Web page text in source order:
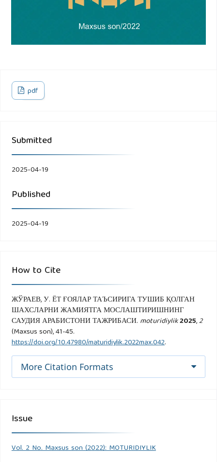
saudi-arabiasapproach. (reference date: 01.10.2019).
pdf
Submitted
2025-04-19
Published
2025-04-19
How to Cite
ЖЎРАЕВ, У. ЁТ ҒОЯЛАР ТАЪСИРИГА ТУШИБ ҚОЛГАН
ШАХСЛАРНИ ЖАМИЯТГА МОСЛАШТИРИШНИНГ
САУДИЯ АРАБИСТОНИ ТАЖРИБАСИ. moturidiylik2025,2
(Maxsus son), 41-45.
https://doi.org/10.47980/maturidiylik.2022max.042.
More Citation Formats
Issue
Vol. 2 No. Maxsus son (2022): MOTURIDIYLIK